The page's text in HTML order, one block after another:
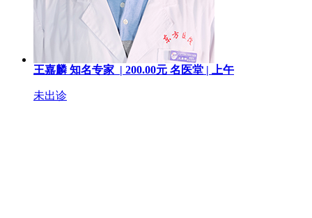
王嘉麟 知名专家 | 200.00元 名医堂 | 上午
未出诊